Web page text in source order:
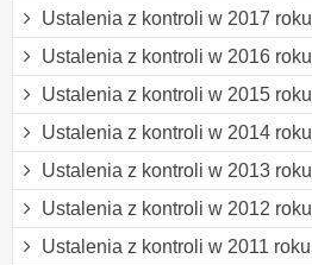
Ustalenia z kontroli w 2017 roku
Ustalenia z kontroli w 2016 roku
Ustalenia z kontroli w 2015 roku
Ustalenia z kontroli w 2014 roku
Ustalenia z kontroli w 2013 roku
Ustalenia z kontroli w 2012 roku
Ustalenia z kontroli w 2011 roku